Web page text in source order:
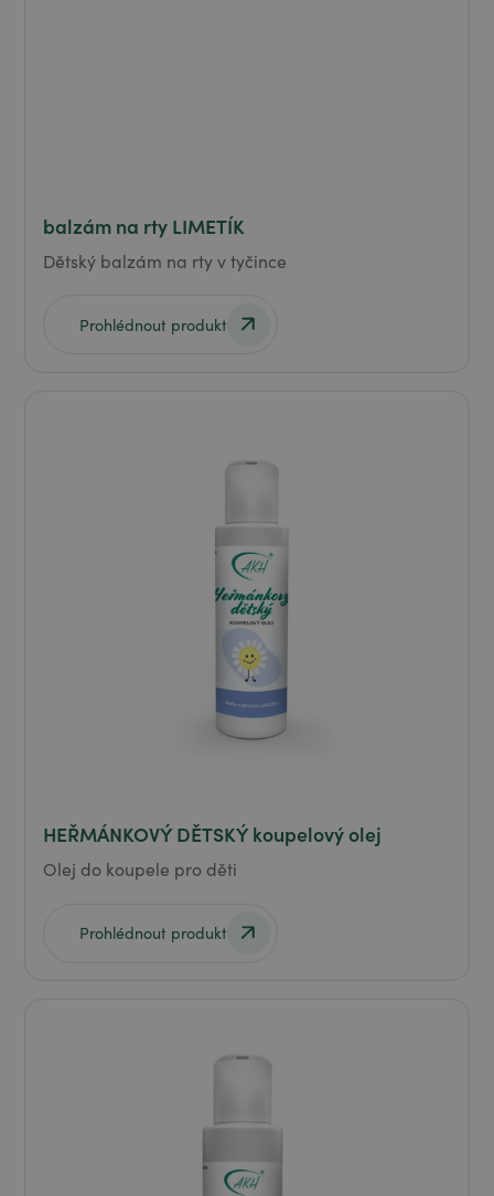
balzám na rty LIMETÍK
Dětský balzám na rty v tyčince
Prohlédnout produkt
HEŘMÁNKOVÝ DĚTSKÝ koupelový olej
Olej do koupele pro děti
Prohlédnout produkt